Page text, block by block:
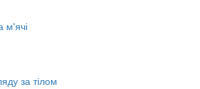
м'ячі
за тілом